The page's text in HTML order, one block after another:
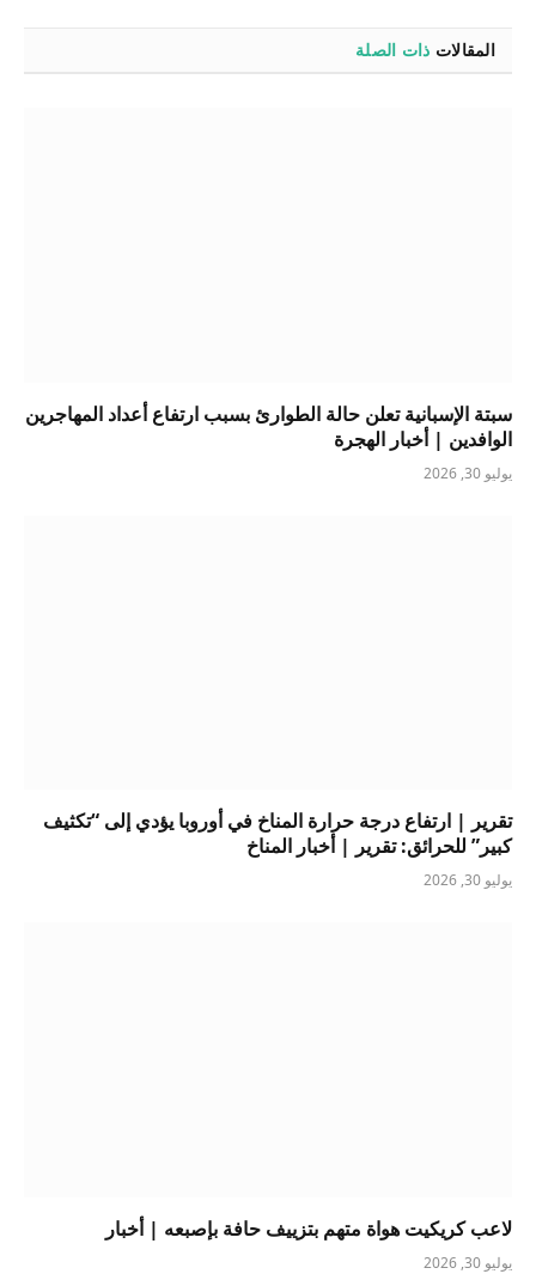
المقالات ذات الصلة
سبتة الإسبانية تعلن حالة الطوارئ بسبب ارتفاع أعداد المهاجرين
الوافدين | أخبار الهجرة
يوليو 30, 2026
تقرير | ارتفاع درجة حرارة المناخ في أوروبا يؤدي إلى “تكثيف
كبير” للحرائق: تقرير | أخبار المناخ
يوليو 30, 2026
لاعب كريكيت هواة متهم بتزييف حافة بإصبعه | أخبار
يوليو 30, 2026